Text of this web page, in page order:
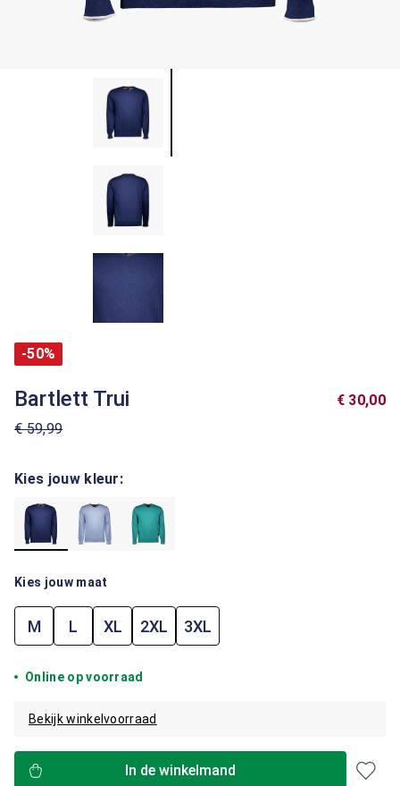
-50%
Bartlett Trui
€ 59,99
€ 30,00
Kies jouw kleur:
Kies jouw maat
M L XL 2XL 3XL
Online op voorraad
Bekijk winkelvoorraad
In de winkelmand